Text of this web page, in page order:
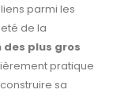
parmi les
de la
des plus gros
pratique
sa